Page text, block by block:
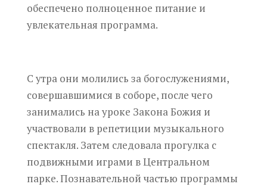
обеспечено полноценное питание и
увлекательная программа.
С утра они молились за богослужениями,
совершавшимися в соборе, после чего
занимались на уроке Закона Божия и
участвовали в репетиции музыкального
спектакля. Затем следовала прогулка с
подвижными играми в Центральном
парке. Познавательной частью программы